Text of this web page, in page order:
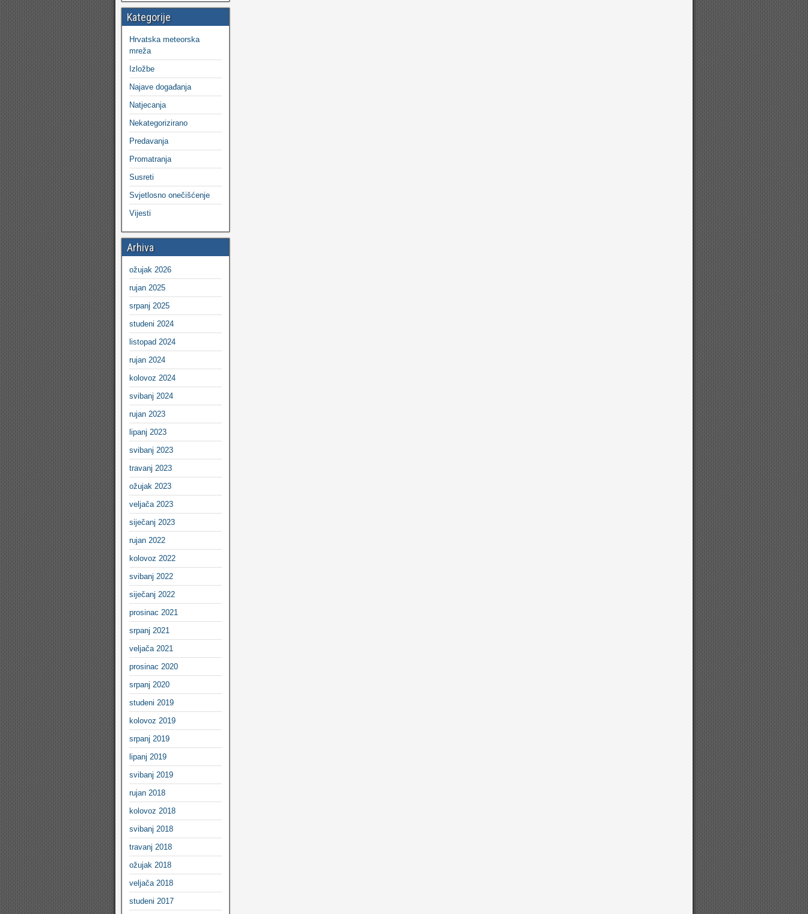
Kategorije
Hrvatska meteorska
mreža
Izložbe
Najave događanja
Natjecanja
Nekategorizirano
Predavanja
Promatranja
Susreti
Svjetlosno onečišćenje
Vijesti
Arhiva
ožujak 2026
rujan 2025
srpanj 2025
studeni 2024
listopad 2024
rujan 2024
kolovoz 2024
svibanj 2024
rujan 2023
lipanj 2023
svibanj 2023
travanj 2023
ožujak 2023
veljača 2023
siječanj 2023
rujan 2022
kolovoz 2022
svibanj 2022
siječanj 2022
prosinac 2021
srpanj 2021
veljača 2021
prosinac 2020
srpanj 2020
studeni 2019
kolovoz 2019
srpanj 2019
lipanj 2019
svibanj 2019
rujan 2018
kolovoz 2018
svibanj 2018
travanj 2018
ožujak 2018
veljača 2018
studeni 2017